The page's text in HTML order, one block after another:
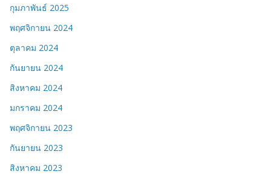
กุมภาพันธ์ 2025
พฤศจิกายน 2024
ตุลาคม 2024
กันยายน 2024
สิงหาคม 2024
มกราคม 2024
พฤศจิกายน 2023
กันยายน 2023
สิงหาคม 2023